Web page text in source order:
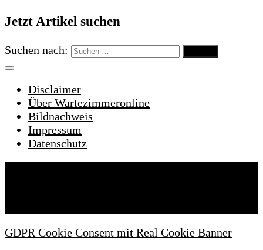
Jetzt Artikel suchen
Suchen nach:
Disclaimer
Über Wartezimmeronline
Bildnachweis
Impressum
Datenschutz
GDPR Cookie Consent mit Real Cookie Banner